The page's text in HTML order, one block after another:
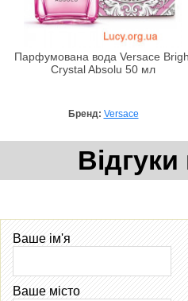
Парфумована вода Versace
Crystal Absolu 50 мл
Бренд: Versace
Відгуки
Ваше ім'я
Ваше місто